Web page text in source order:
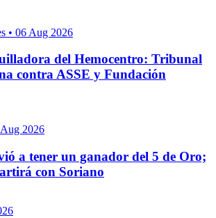
• 06 Aug 2026
del Hemocentro: Tribunal
contra ASSE y Fundación
2026
a tener un ganador del 5 de Oro;
con Soriano